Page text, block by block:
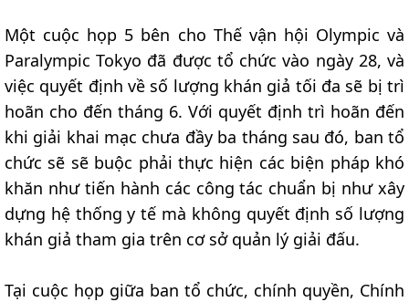
Một cuộc họp 5 bên cho Thế vận hội Olympic và
Paralympic Tokyo đã được tổ chức vào ngày 28, và
việc quyết định về số lượng khán giả tối đa sẽ bị trì
hoãn cho đến tháng 6. Với quyết định trì hoãn đến
khi giải khai mạc chưa đầy ba tháng sau đó, ban tổ
chức sẽ sẽ buộc phải thực hiện các biện pháp khó
khăn như tiến hành các công tác chuẩn bị như xây
dựng hệ thống y tế mà không quyết định số lượng
khán giả tham gia trên cơ sở quản lý giải đấu.
Tại cuộc họp giữa ban tổ chức, chính quyền, Chính